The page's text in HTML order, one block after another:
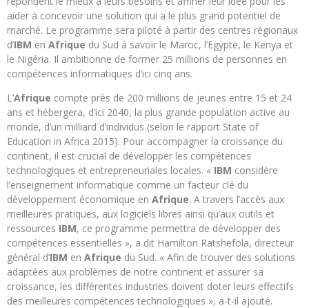
aider à concevoir une solution qui a le plus grand potentiel de
marché. Le programme sera piloté à partir des centres régionaux
d’IBM en Afrique du Sud à savoir le Maroc, l’Egypte, le Kenya et
le Nigéria. Il ambitionne de former 25 millions de personnes en
compétences informatiques d’ici cinq ans.
L’Afrique compte près de 200 millions de jeunes entre 15 et 24
ans et hébergera, d’ici 2040, la plus grande population active au
monde, d’un milliard d’individus (selon le rapport State of
Education in Africa 2015). Pour accompagner la croissance du
continent, il est crucial de développer les compétences
technologiques et entrepreneuriales locales. « IBM considère
l’enseignement informatique comme un facteur clé du
développement économique en Afrique. A travers l’accès aux
meilleures pratiques, aux logiciels libres ainsi qu’aux outils et
ressources IBM, ce programme permettra de développer des
compétences essentielles », a dit Hamilton Ratshefola, directeur
général d’IBM en Afrique du Sud. « Afin de trouver des solutions
adaptées aux problèmes de notre continent et assurer sa
croissance, les différentes industries doivent doter leurs effectifs
des meilleures compétences technologiques », a-t-il ajouté.